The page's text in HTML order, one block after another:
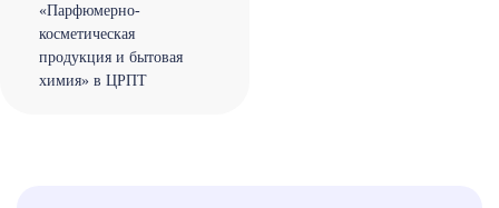
«Парфюмерно-
косметическая
продукция и бытовая
химия» в ЦРПТ